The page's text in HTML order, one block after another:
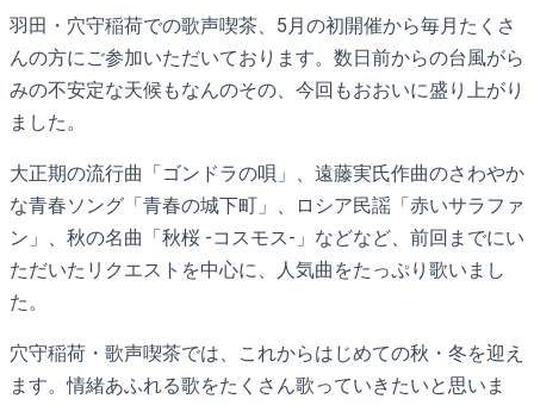
羽田・穴守稲荷での歌声喫茶、5月の初開催から毎月たくさ
んの方にご参加いただいております。数日前からの台風がら
みの不安定な天候もなんのその、今回もおおいに盛り上がり
ました。
大正期の流行曲「ゴンドラの唄」、遠藤実氏作曲のさわやか
な青春ソング「青春の城下町」、ロシア民謡「赤いサラファ
ン」、秋の名曲「秋桜 -コスモス-」などなど、前回までにい
ただいたリクエストを中心に、人気曲をたっぷり歌いまし
た。
穴守稲荷・歌声喫茶では、これからはじめての秋・冬を迎え
ます。情緒あふれる歌をたくさん歌っていきたいと思いま